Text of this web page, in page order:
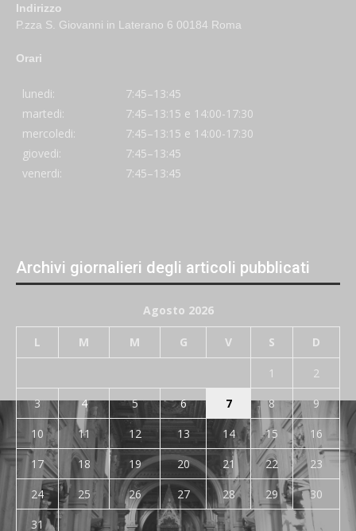
Indirizzo
P.zza S. Giovanni in Laterano 6 00184 Roma
Orari
lunedi:
7:45–13:45
martedi:
7:45–13:15 e 14:00-17:30
mercoledi:
7:45–13:15 e 14:00-17:30
giovedi:
7:45–13:45
venerdi:
7:45–13:45
Archivi giornalieri degli articoli pubblicati
Agosto 2026
L M M G V S D
1
2
3
4 5 6 7 8
9
10
11 12 13 14 15
16
17
18 19 20 21 22
23
24
25 26 27 28 29
30
31